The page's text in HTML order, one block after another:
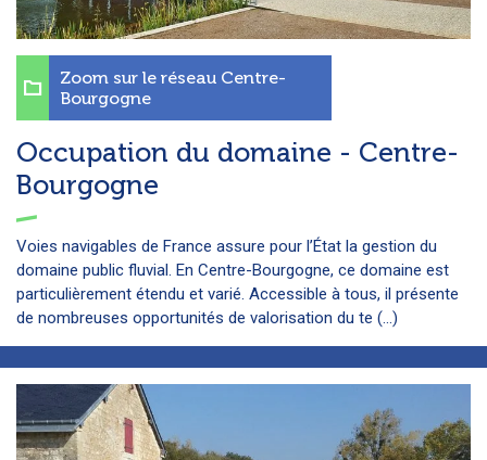
Occupation du domaine - Centre-
Bourgogne
Voies navigables de France assure pour l’État la gestion du
domaine public fluvial. En Centre-Bourgogne, ce domaine est
particulièrement étendu et varié. Accessible à tous, il présente
de nombreuses opportunités de valorisation du te (...)
Zoom sur le réseau Centre-
Bourgogne